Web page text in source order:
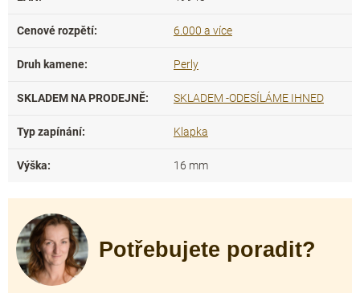
Cenové rozpětí: 6.000 a více
Druh kamene: Perly
SKLADEM NA PRODEJNĚ: SKLADEM -ODESÍLÁME IHNED
Typ zapínání: Klapka
Výška: 16 mm
Potřebujete poradit?